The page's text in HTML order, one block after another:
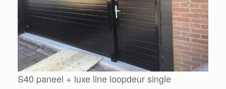
S40 paneel + luxe line loopdeur single